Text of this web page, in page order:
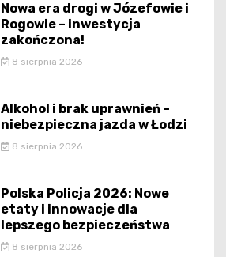
Nowa era drogi w Józefowie i
Rogowie – inwestycja
zakończona!
8 sierpnia 2026
Alkohol i brak uprawnień –
niebezpieczna jazda w Łodzi
8 sierpnia 2026
Polska Policja 2026: Nowe
etaty i innowacje dla
lepszego bezpieczeństwa
8 sierpnia 2026